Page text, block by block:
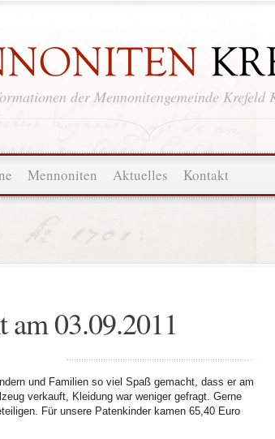
der Mennonitengemeinde Krefeld
Mennoniten Aktuelles Kontakt
03.09.2011
und Familien so viel Spaß gemacht, dass er am
verkauft, Kleidung war weniger gefragt. Gerne
Für unsere Patenkinder kamen 65,40 Euro